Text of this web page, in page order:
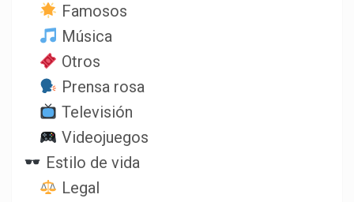
Famosos
Música
Otros
Prensa rosa
Televisión
Videojuegos
Estilo de vida
Legal